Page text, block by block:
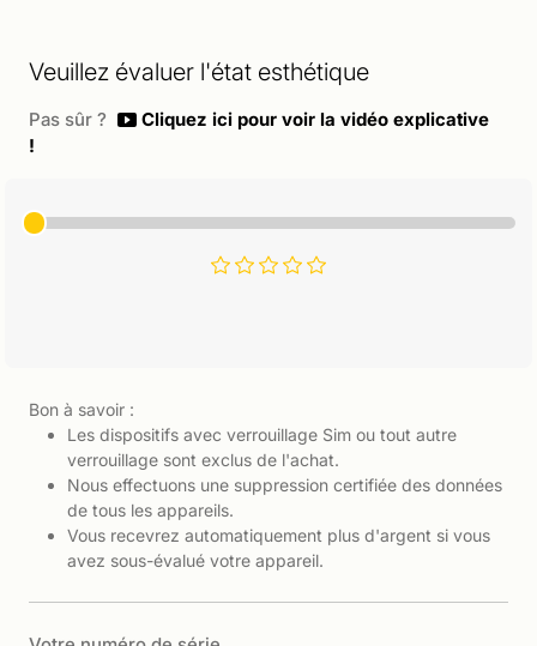
Veuillez évaluer l'état esthétique
Pas sûr ?
Cliquez ici pour voir la vidéo explicative
!
Bon à savoir :
Les dispositifs avec verrouillage Sim ou tout autre
verrouillage sont exclus de l'achat.
Nous effectuons une suppression certifiée des données
de tous les appareils.
Vous recevrez automatiquement plus d'argent si vous
avez sous-évalué votre appareil.